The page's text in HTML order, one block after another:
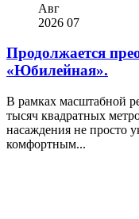
Авг
2026 07
Продолжается
«Юбилейная».
В рамках масштабной
тысяч квадратных
насаждения не просто
комфортным...